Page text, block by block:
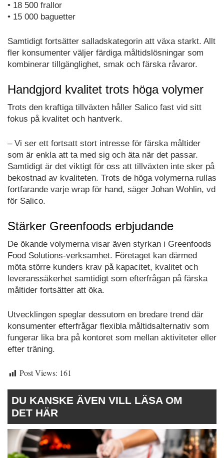
• 18 500 frallor
• 15 000 baguetter
Samtidigt fortsätter salladskategorin att växa starkt. Allt
fler konsumenter väljer färdiga måltidslösningar som
kombinerar tillgänglighet, smak och färska råvaror.
Handgjord kvalitet trots höga volymer
Trots den kraftiga tillväxten håller Salico fast vid sitt
fokus på kvalitet och hantverk.
– Vi ser ett fortsatt stort intresse för färska måltider
som är enkla att ta med sig och äta när det passar.
Samtidigt är det viktigt för oss att tillväxten inte sker på
bekostnad av kvaliteten. Trots de höga volymerna rullas
fortfarande varje wrap för hand, säger Johan Wohlin, vd
för Salico.
Stärker Greenfoods erbjudande
De ökande volymerna visar även styrkan i Greenfoods
Food Solutions-verksamhet. Företaget kan därmed
möta större kunders krav på kapacitet, kvalitet och
leveranssäkerhet samtidigt som efterfrågan på färska
måltider fortsätter att öka.
Utvecklingen speglar dessutom en bredare trend där
konsumenter efterfrågar flexibla måltidsalternativ som
fungerar lika bra på kontoret som mellan aktiviteter eller
efter träning.
Post Views: 161
DU KANSKE ÄVEN VILL LÄSA OM
DET HÄR